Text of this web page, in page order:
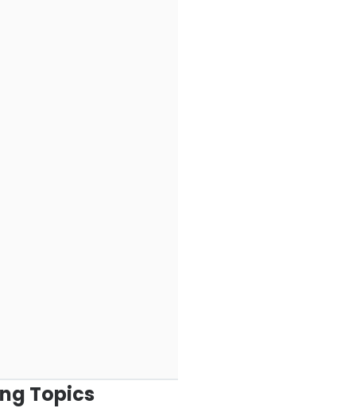
Topics